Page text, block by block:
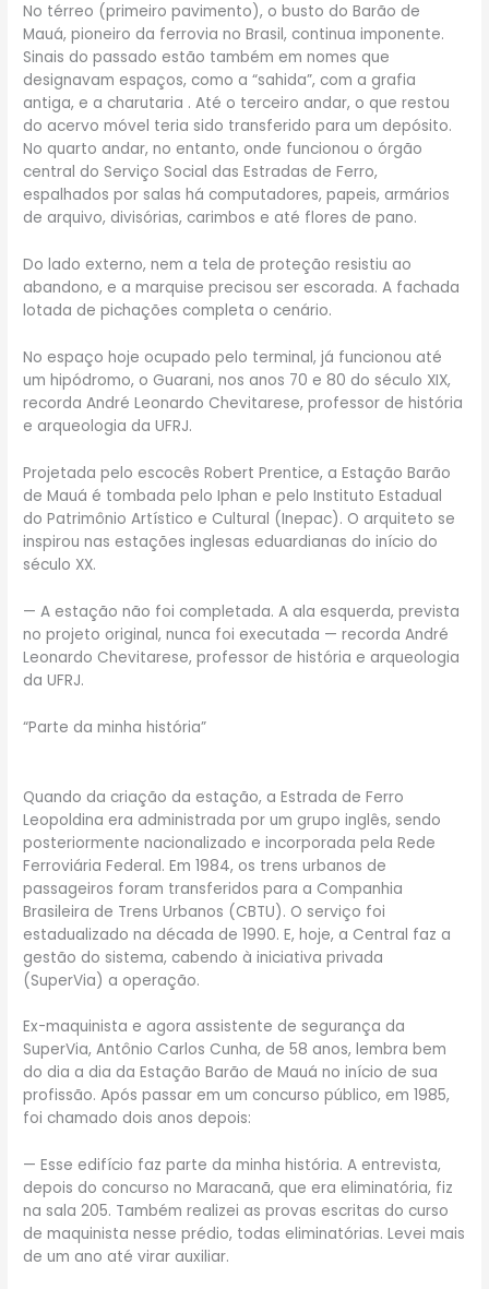
No térreo (primeiro pavimento), o busto do Barão de
Mauá, pioneiro da ferrovia no Brasil, continua imponente.
Sinais do passado estão também em nomes que
designavam espaços, como a “sahida”, com a grafia
antiga, e a charutaria . Até o terceiro andar, o que restou
do acervo móvel teria sido transferido para um depósito.
No quarto andar, no entanto, onde funcionou o órgão
central do Serviço Social das Estradas de Ferro,
espalhados por salas há computadores, papeis, armários
de arquivo, divisórias, carimbos e até flores de pano.
Do lado externo, nem a tela de proteção resistiu ao
abandono, e a marquise precisou ser escorada. A fachada
lotada de pichações completa o cenário.
No espaço hoje ocupado pelo terminal, já funcionou até
um hipódromo, o Guarani, nos anos 70 e 80 do século XIX,
recorda André Leonardo Chevitarese, professor de história
e arqueologia da UFRJ.
Projetada pelo escocês Robert Prentice, a Estação Barão
de Mauá é tombada pelo Iphan e pelo Instituto Estadual
do Patrimônio Artístico e Cultural (Inepac). O arquiteto se
inspirou nas estações inglesas eduardianas do início do
século XX.
— A estação não foi completada. A ala esquerda, prevista
no projeto original, nunca foi executada — recorda André
Leonardo Chevitarese, professor de história e arqueologia
da UFRJ.
“Parte da minha história”
Quando da criação da estação, a Estrada de Ferro
Leopoldina era administrada por um grupo inglês, sendo
posteriormente nacionalizado e incorporada pela Rede
Ferroviária Federal. Em 1984, os trens urbanos de
passageiros foram transferidos para a Companhia
Brasileira de Trens Urbanos (CBTU). O serviço foi
estadualizado na década de 1990. E, hoje, a Central faz a
gestão do sistema, cabendo à iniciativa privada
(SuperVia) a operação.
Ex-maquinista e agora assistente de segurança da
SuperVia, Antônio Carlos Cunha, de 58 anos, lembra bem
do dia a dia da Estação Barão de Mauá no início de sua
profissão. Após passar em um concurso público, em 1985,
foi chamado dois anos depois:
— Esse edifício faz parte da minha história. A entrevista,
depois do concurso no Maracanã, que era eliminatória, fiz
na sala 205. Também realizei as provas escritas do curso
de maquinista nesse prédio, todas eliminatórias. Levei mais
de um ano até virar auxiliar.